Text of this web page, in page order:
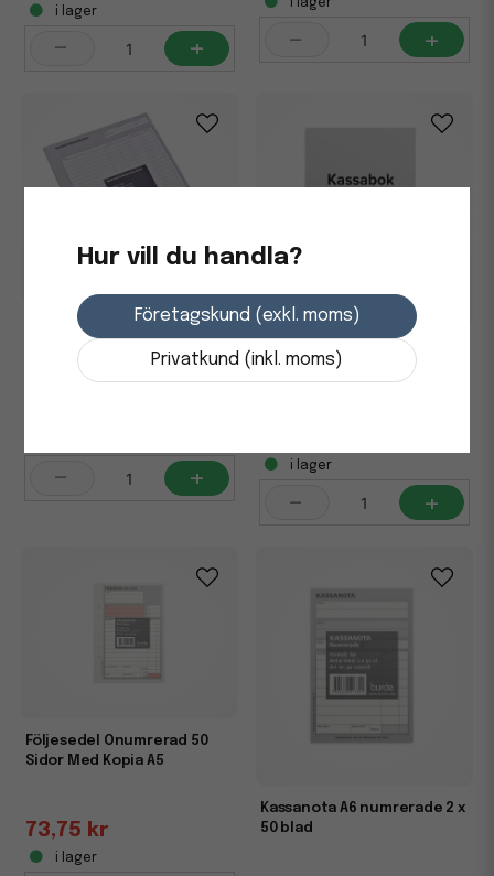
i lager
- +
i lager
- +
Inventeringslista
onumrerade utan kopia A4
- +
Kassabok BURDE A5
i lager
- +
Följesedel Onumrerad 50
Sidor Med Kopia A5
73,75 kr
i lager
Kassanota A6 numrerade 2 x
50 blad
Hur vill du handla?
Företagskund (exkl. moms)
Privatkund (inkl. moms)